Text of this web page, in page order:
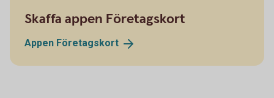
Skaffa appen Företagskort
Appen Företagskort